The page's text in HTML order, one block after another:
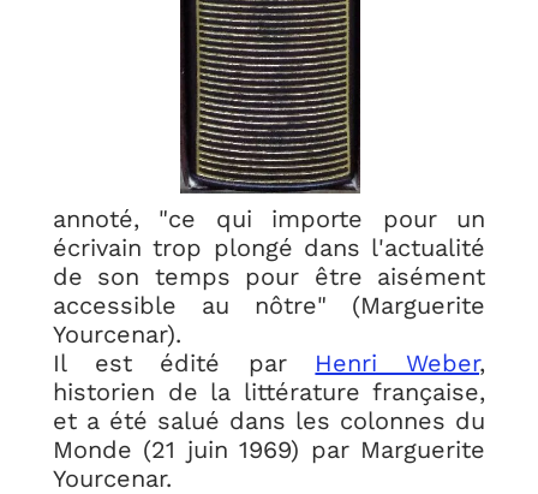
annoté, "ce qui importe pour un
écrivain trop plongé dans l'actualité
de son temps pour être aisément
accessible au nôtre" (Marguerite
Yourcenar).
Il est édité par Henri Weber,
historien de la littérature française,
et a été salué dans les colonnes du
Monde (21 juin 1969) par Marguerite
Yourcenar.